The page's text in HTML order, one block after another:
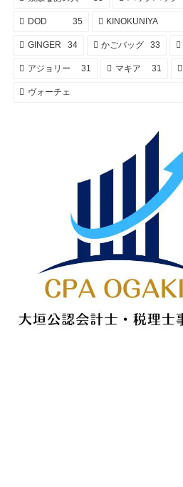
DOD 35 KINOKUNIYA
GINGER 34 かごバッグ 33
アジョリー 31 マキア 31
ヴォーチェ